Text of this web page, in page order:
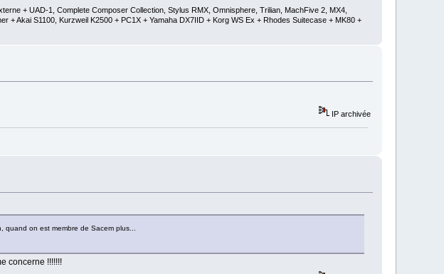
+ UAD-1, Complete Composer Collection, Stylus RMX, Omnisphere, Trilian, MachFive 2, MX4,
+ Akai S1100, Kurzweil K2500 + PC1X + Yamaha DX7IID + Korg WS Ex + Rhodes Suitecase + MK80 +
IP archivée
on est membre de Sacem plus...
concerne !!!!!!!